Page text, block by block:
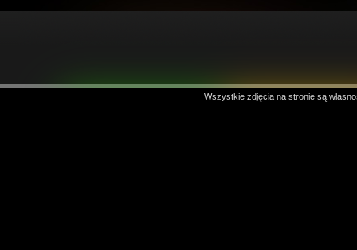
Wszystkie zdjęcia na stronie są